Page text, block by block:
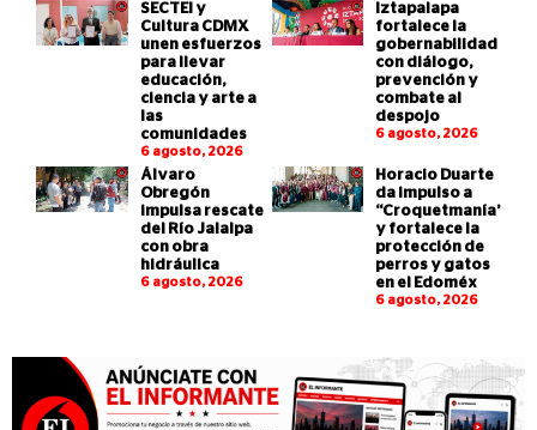
SECTEI y
Cultura CDMX
unen esfuerzos
para llevar
educación,
ciencia y arte a
las
comunidades
6 agosto, 2026
Iztapalapa
fortalece la
gobernabilidad
con diálogo,
prevención y
combate al
despojo
6 agosto, 2026
Álvaro
Obregón
impulsa rescate
del Río Jalalpa
con obra
hidráulica
6 agosto, 2026
Horacio Duarte
da impulso a
“Croquetmanía”
y fortalece la
protección de
perros y gatos
en el Edoméx
6 agosto, 2026